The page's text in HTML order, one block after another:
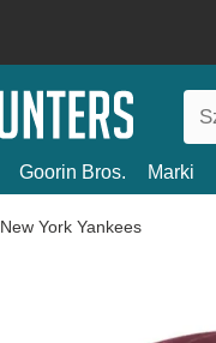
Goorin Bros. Marki
New York Yankees